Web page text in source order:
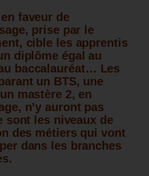
faveur de
prise par le
cible les apprentis
diplôme égal au
baccalauréat… Les
un BTS, une
mastère 2, en
n’y auront pas
sont les niveaux de
des métiers qui vont
dans les branches